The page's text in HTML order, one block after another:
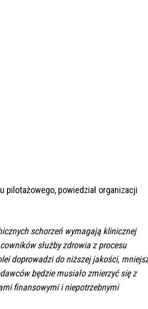
pilotażowego, powiedział organizacji
schorzeń wymagają klinicznej
służby zdrowia z procesu
doprowadzi do niższej jakości,
będzie musiało zmierzyć się z
finansowymi i niepotrzebnymi